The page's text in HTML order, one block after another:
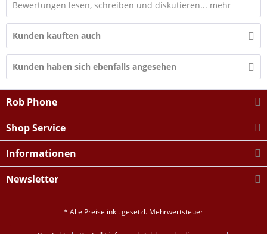
Bewertungen lesen, schreiben und diskutieren... mehr
Kunden kauften auch
Kunden haben sich ebenfalls angesehen
Rob Phone
Shop Service
Informationen
Newsletter
* Alle Preise inkl. gesetzl. Mehrwertsteuer